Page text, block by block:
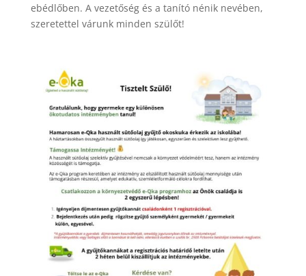
ebédlőben. A vezetőség és a tanító nénik nevében,
szeretettel várunk minden szülőt!